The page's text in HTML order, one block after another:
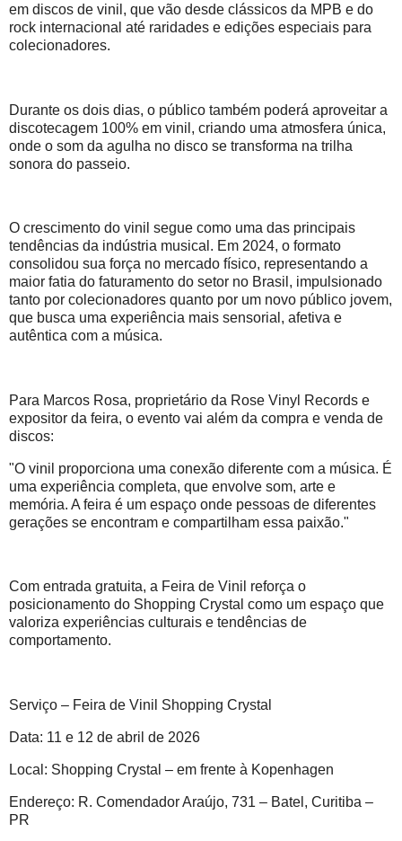
em discos de vinil, que vão desde clássicos da MPB e do
rock internacional até raridades e edições especiais para
colecionadores.
Durante os dois dias, o público também poderá aproveitar a
discotecagem 100% em vinil, criando uma atmosfera única,
onde o som da agulha no disco se transforma na trilha
sonora do passeio.
O crescimento do vinil segue como uma das principais
tendências da indústria musical. Em 2024, o formato
consolidou sua força no mercado físico, representando a
maior fatia do faturamento do setor no Brasil, impulsionado
tanto por colecionadores quanto por um novo público jovem,
que busca uma experiência mais sensorial, afetiva e
autêntica com a música.
Para Marcos Rosa, proprietário da Rose Vinyl Records e
expositor da feira, o evento vai além da compra e venda de
discos:
"O vinil proporciona uma conexão diferente com a música. É
uma experiência completa, que envolve som, arte e
memória. A feira é um espaço onde pessoas de diferentes
gerações se encontram e compartilham essa paixão."
Com entrada gratuita, a Feira de Vinil reforça o
posicionamento do Shopping Crystal como um espaço que
valoriza experiências culturais e tendências de
comportamento.
Serviço – Feira de Vinil Shopping Crystal
Data: 11 e 12 de abril de 2026
Local: Shopping Crystal – em frente à Kopenhagen
Endereço: R. Comendador Araújo, 731 – Batel, Curitiba –
PR